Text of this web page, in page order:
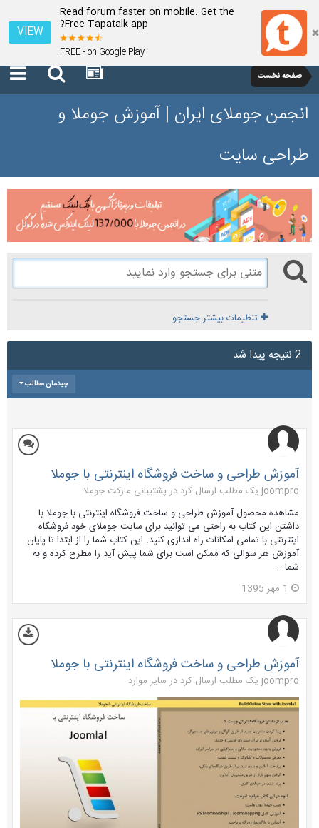
Read forum faster on mobile. Get the
Free Tapatalk app?
FREE - on Google Play
VIEW
صفحه نخست
انجمن جوملای ایران | آموزش جوملا و
طراحی سایت
تنظیمات بیشتر جستجو
2 نتیجه پیدا شد
چیدمان مطالب
آموزش طراحی و ساخت فروشگاه اینترنتی با جوملا
joompro یک مطلب ارسال کرد در
پشتیبانی مارکت جوملا
مشاهده محصول آموزش طراحی و ساخت فروشگاه اینترنتی با جوملا با
داشتن این کتاب به راحتی می توانید برای سایت جوملای خود فروشگاه
اینترنتی با تمامی امکانات راه اندازی کنید. این کتاب شما را از ابتدا تا پایان
آموزش هر سوالی که ممکن است برای شما پیش آید را مطرح کرده و به
شما...
1 مهر 1395
آموزش طراحی و ساخت فروشگاه اینترنتی با جوملا
joompro یک مطلب ارسال کرد در سایر موارد